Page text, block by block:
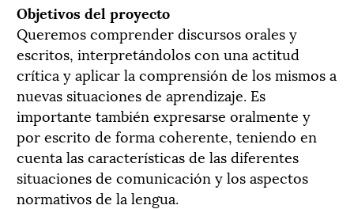
Objetivos del proyecto
Queremos comprender discursos orales y
escritos, interpretándolos con una actitud
crítica y aplicar la comprensión de los mismos a
nuevas situaciones de aprendizaje. Es
importante también expresarse oralmente y
por escrito de forma coherente, teniendo en
cuenta las características de las diferentes
situaciones de comunicación y los aspectos
normativos de la lengua.